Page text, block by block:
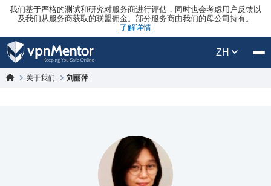
我们基于严格的测试和研究对服务商进行评估，同时也会考虑用户反馈以
及我们从服务商获取的联盟佣金。部分服务商由我们的母公司持有。
了解详情
ZH
关于我们 刘丽萍